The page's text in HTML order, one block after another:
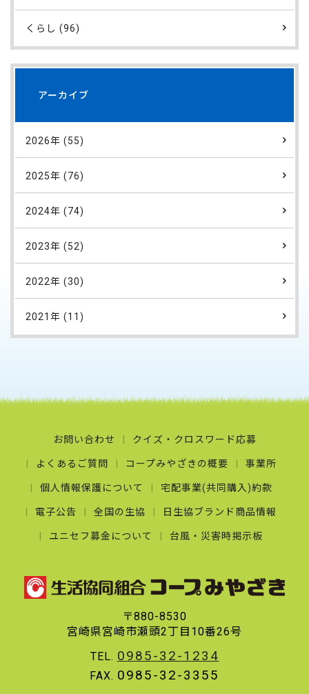
くらし (96)
アーカイブ
2026年 (55)
2025年 (76)
2024年 (74)
2023年 (52)
2022年 (30)
2021年 (11)
お問い合わせ クイズ・クロスワード応募
よくあるご質問 コープみやざきの概要 事業所
個人情報保護について 宅配事業(共同購入)約款
電子公告 全国の生協 日生協ブランド商品情報
ユニセフ募金について 台風・災害時掲示板
〒880-8530
宮崎県宮崎市瀬頭2丁目10番26号
TEL. 0985-32-1234
FAX. 0985-32-3355